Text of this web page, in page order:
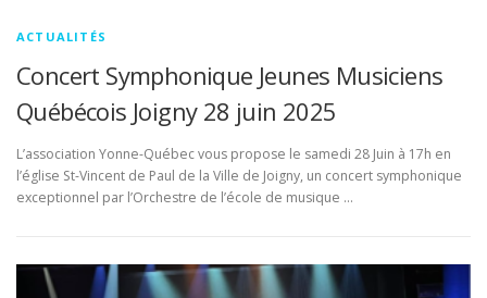
ACTUALITÉS
Concert Symphonique Jeunes Musiciens
Québécois Joigny 28 juin 2025
L’association Yonne-Québec vous propose le samedi 28 Juin à 17h en
l’église St-Vincent de Paul de la Ville de Joigny, un concert symphonique
exceptionnel par l’Orchestre de l’école de musique …